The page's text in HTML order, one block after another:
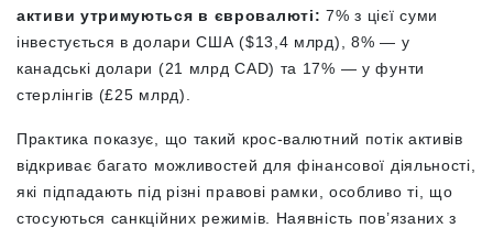
активи утримуються в євровалюті: 7% з цієї суми
інвестується в долари США ($13,4 млрд), 8% — у
канадські долари (21 млрд CAD) та 17% — у фунти
стерлінгів (£25 млрд).
Практика показує, що такий крос-валютний потік активів
відкриває багато можливостей для фінансової діяльності,
які підпадають під різні правові рамки, особливо ті, що
стосуються санкційних режимів. Наявність пов’язаних з